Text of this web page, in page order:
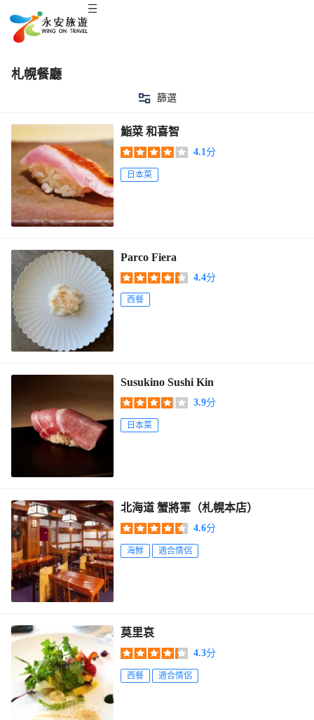
札幌餐廳
篩選
鮨菜 和喜智
4.1分
日本菜
Parco Fiera
4.4分
西餐
Susukino Sushi Kin
3.9分
日本菜
北海道 蟹將軍（札幌本店）
4.6分
海鮮 適合情侶
莫里哀
4.3分
西餐 適合情侶